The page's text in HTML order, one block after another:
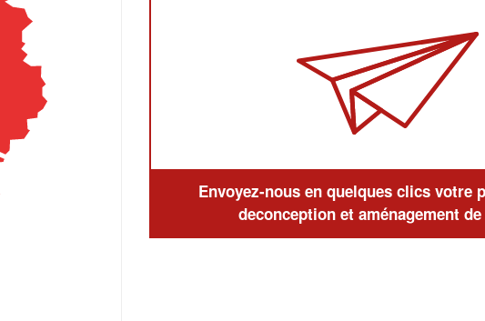
Envoyez-nous en quelques clics votre
deconception et aménagement